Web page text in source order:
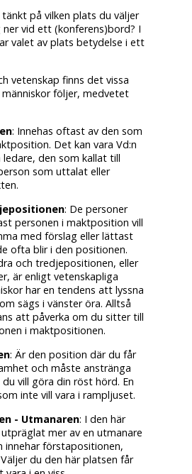
på vilken plats du väljer
vid ett (konferens)bord? I
valet av plats betydelse i ett
vetenskap finns det vissa
följer, medvetet
: Innehas oftast av den som
Det kan vara Vd:n
den som kallat till
som uttalat eller
: De personer
personen i maktposition vill
med förslag eller lättast
ofta blir i den positionen.
och tredjepositionen, eller
är enligt vetenskapliga
har en tendens att lyssna
sägs i vänster öra. Alltså
att påverka om du sitter till
i maktpositionen.
: Är den position där du får
och måste anstränga
vill göra din röst hörd. En
inte vill vara i rampljuset.
- Utmanaren: I den här
mer av en utmanare
innehar förstapositionen,
du den här platsen får